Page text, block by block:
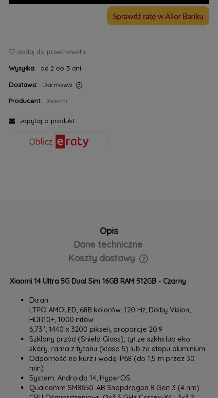
dodaj do przechowalni
Wysyłka: od 2 do 5 dni
Dostawa:
Darmowa
Producent:
Xiaomi
zapytaj o produkt
Opis
Dane techniczne
Koszty dostawy
Cena nie zawiera ewentualnych kosztów płatności
Xiaomi 14 Ultra 5G Dual Sim 16GB RAM 512GB - Czarny
Ekran:
LTPO AMOLED, 68B kolorów, 120 Hz, Dolby Vision,
HDR10+, 1000 nitów
6,73", ‎1440 x 3200 pikseli, proporcje 20:9
‎Szklany przód (Shield Glass), tył ze szkła lub eko
skóry, rama z tytanu (klasa 5) lub ze stopu aluminium
Odporność na kurz i wodę IP68 (do 1,5 m przez 30
min)
System: Androida 14, HyperOS
Qualcomm SM8650-AB Snapdragon 8 Gen 3 (4 nm)